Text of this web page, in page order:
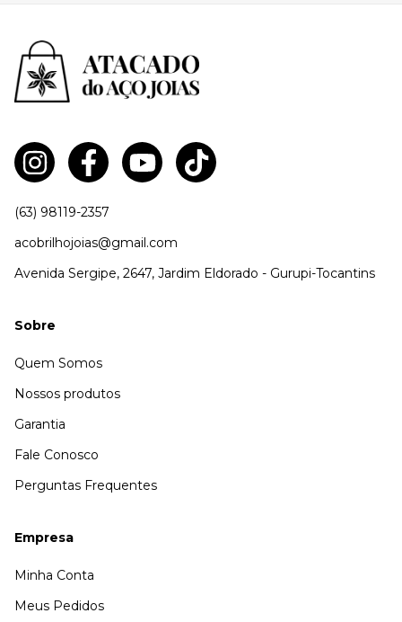
(63) 98119-2357
acobrilhojoias@gmail.com
Avenida Sergipe, 2647, Jardim Eldorado - Gurupi-Tocantins
Sobre
Quem Somos
Nossos produtos
Garantia
Fale Conosco
Perguntas Frequentes
Empresa
Minha Conta
Meus Pedidos